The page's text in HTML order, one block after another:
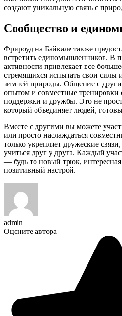
создают уникальную связь с
Сообщество и
Фрироуд на Байкале также
встретить единомышленников. В
активности привлекает все
стремящихся испытать свои силы
зимней природы. Общение с
опытом и совместные тренировки
поддержки и дружбы. Это не
который объединяет людей,
Вместе с другими вы можете
или просто наслаждаться
только укрепляет дружеские
учиться друг у друга. Каждый
— будь то новый трюк,
позитивный настрой.
admin
Оцените автора